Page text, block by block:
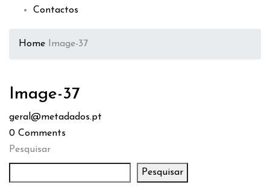
Contactos
Home Image-37
Image-37
geral@metadados.pt
0 Comments
Pesquisar
Pesquisar